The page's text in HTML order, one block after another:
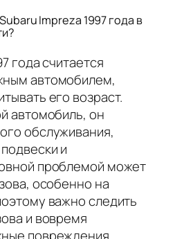
Impreza 1997 года в
года считается
автомобилем,
его возраст.
автомобиль, он
обслуживания,
и
проблемой может
особенно на
важно следить
и вовремя
повреждения.